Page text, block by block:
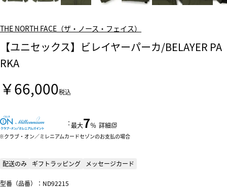
THE NORTH FACE（ザ・ノース・フェイス）
【ユニセックス】ビレイヤーパーカ/BELAYER PA
RKA
￥66,000税込
：最大7％ 詳細
クラブ・オン／ミレニアムカードセゾンのお支払の場合
配送のみ ギフトラッピング メッセージカード
型番（品番）：ND92215